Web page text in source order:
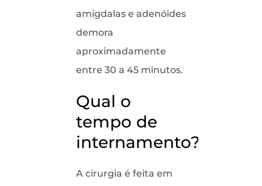
amígdalas e adenóides
demora
aproximadamente
entre 30 a 45 minutos.
Qual o
tempo de
internamento?
A cirurgia é feita em